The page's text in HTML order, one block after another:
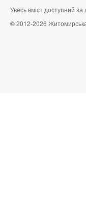
Увесь вміст доступний за
©2012-2026